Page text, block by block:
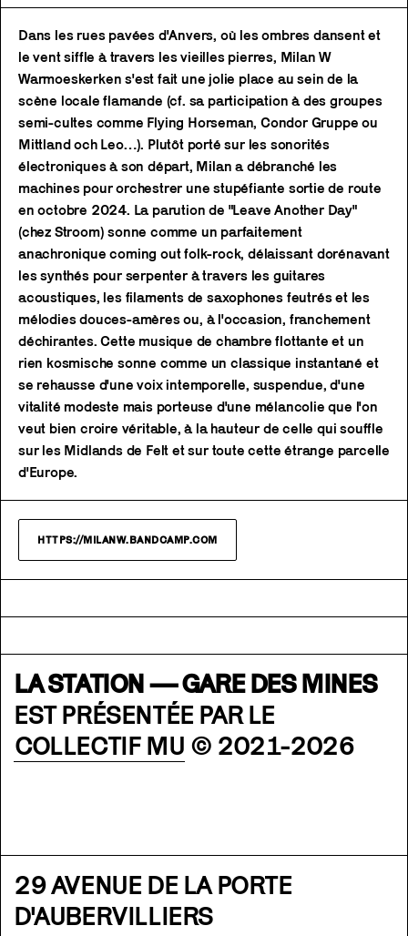
Dans les rues pavées d'Anvers, où les ombres dansent et
le vent siffle à travers les vieilles pierres, Milan W
Warmoeskerken s'est fait une jolie place au sein de la
scène locale flamande (cf. sa participation à des groupes
semi-cultes comme Flying Horseman, Condor Gruppe ou
Mittland och Leo…). Plutôt porté sur les sonorités
électroniques à son départ, Milan a débranché les
machines pour orchestrer une stupéfiante sortie de route
en octobre 2024. La parution de "Leave Another Day"
(chez Stroom) sonne comme un parfaitement
anachronique coming out folk-rock, délaissant dorénavant
les synthés pour serpenter à travers les guitares
acoustiques, les filaments de saxophones feutrés et les
mélodies douces-amères ou, à l'occasion, franchement
déchirantes. Cette musique de chambre flottante et un
rien kosmische sonne comme un classique instantané et
se rehausse d'une voix intemporelle, suspendue, d'une
vitalité modeste mais porteuse d'une mélancolie que l'on
veut bien croire véritable, à la hauteur de celle qui souffle
sur les Midlands de Felt et sur toute cette étrange parcelle
d'Europe.
HTTPS://MILANW.BANDCAMP.COM
LA STATION — GARE DES MINES
EST PRÉSENTÉE PAR LE
COLLECTIF MU © 2021-2026
29 AVENUE DE LA PORTE
D'AUBERVILLIERS